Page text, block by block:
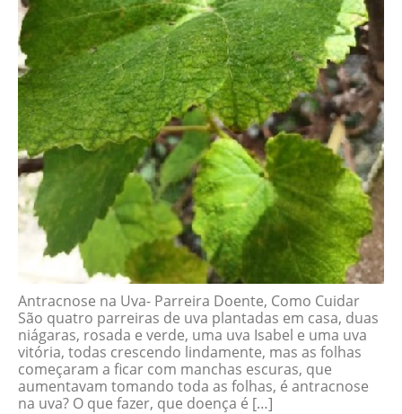
Antracnose na Uva- Parreira Doente, Como Cuidar
São quatro parreiras de uva plantadas em casa, duas
niágaras, rosada e verde, uma uva Isabel e uma uva
vitória, todas crescendo lindamente, mas as folhas
começaram a ficar com manchas escuras, que
aumentavam tomando toda as folhas, é antracnose
na uva? O que fazer, que doença é […]